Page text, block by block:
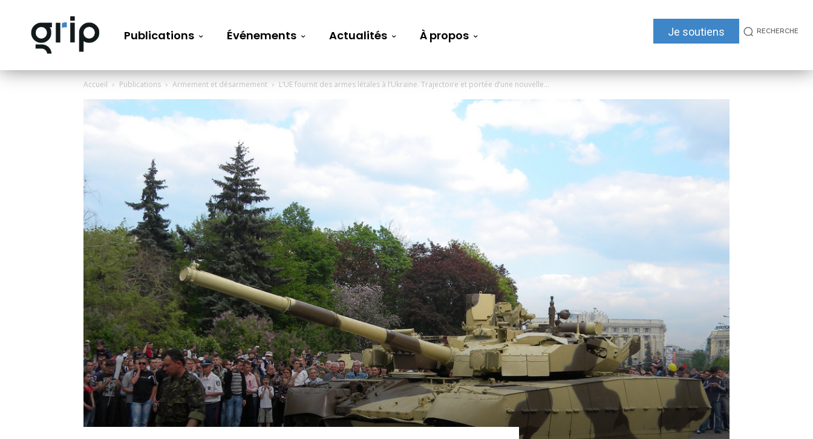
Publications Événements Actualités À propos Je soutiens RECHERCHE
Accueil Publications Armement et désarmement L’UE fournit des armes létales à l’Ukraine. Trajectoire et portée d’une nouvelle...